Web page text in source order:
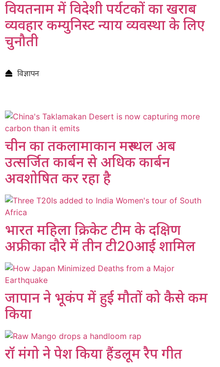
वियतनाम में विदेशी पर्यटकों का खराब
व्यवहार कम्युनिस्ट न्याय व्यवस्था के लिए
चुनौती
विज्ञापन
चीन का तकलामाकान मरुस्थल अब
उत्सर्जित कार्बन से अधिक कार्बन
अवशोषित कर रहा है
भारत महिला क्रिकेट टीम के दक्षिण
अफ्रीका दौरे में तीन टी20आई शामिल
जापान ने भूकंप में हुई मौतों को कैसे कम
किया
रॉ मंगो ने पेश किया हैंडलूम रैप गीत